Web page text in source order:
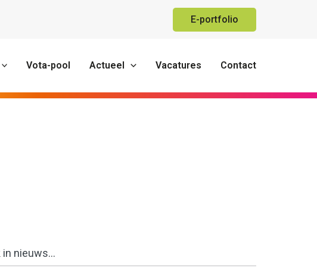
E-portfolio
Vota-pool Actueel Vacatures Contact